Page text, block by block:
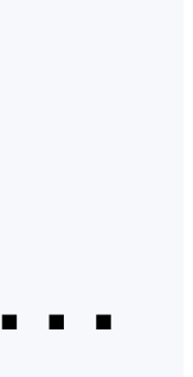
企业培训平台第二季度口碑产品